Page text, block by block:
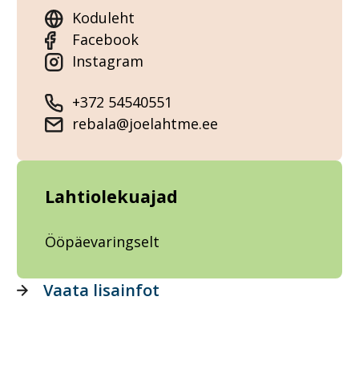
Koduleht
Facebook
Instagram
+372 54540551
rebala@joelahtme.ee
Lahtiolekuajad
Ööpäevaringselt
Vaata lisainfot